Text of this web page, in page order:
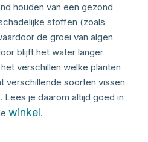
houden van een gezond
stoffen (zoals
de groei van algen
blijft het water langer
verschillen welke planten
verschillende soorten vissen
je daarom altijd goed in
winkel.